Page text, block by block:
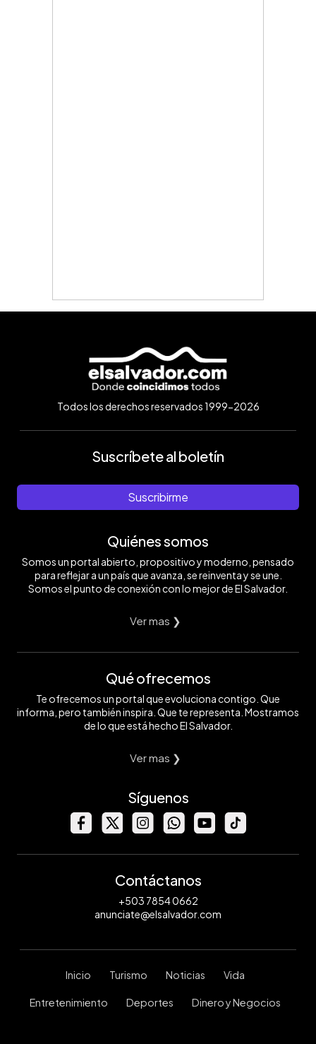
Todos los derechos reservados 1999-2026
Suscríbete al boletín
Suscribirme
Quiénes somos
Somos un portal abierto, propositivo y moderno, pensado
para reflejar a un país que avanza, se reinventa y se une.
Somos el punto de conexión con lo mejor de El Salvador.
Ver mas ❯
Qué ofrecemos
Te ofrecemos un portal que evoluciona contigo. Que
informa, pero también inspira. Que te representa. Mostramos
de lo que está hecho El Salvador.
Ver mas ❯
Síguenos
Contáctanos
+503 7854 0662
anunciate@elsalvador.com
Inicio Turismo Noticias Vida
Entretenimiento Deportes Dinero y Negocios